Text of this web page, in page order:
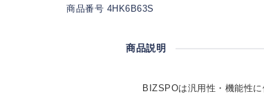
商品番号 4HK6B63S
商品説明
BIZSPOは汎用性・機能性